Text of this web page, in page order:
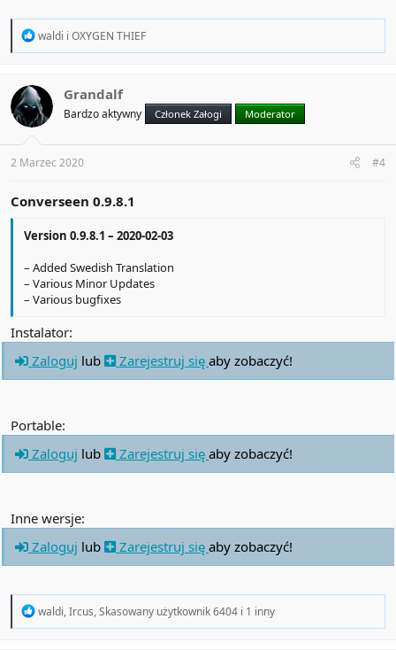
R
t
i
o
s
:
waldi i OXYGEN THIEF
Grandalf
Bardzo aktywny Członek Załogi Moderator
2 Marzec 2020 #4
Converseen 0.9.8.1
Version 0.9.8.1 – 2020-02-03
– Added Swedish Translation
– Various Minor Updates
– Various bugfixes
Instalator:
Zaloguj lub Zarejestruj się aby zobaczyć!
Portable:
Zaloguj lub Zarejestruj się aby zobaczyć!
Inne wersje:
Zaloguj lub Zarejestruj się aby zobaczyć!
R
waldi,Ircus,Skasowany użytkownik 6404 i 1 inny